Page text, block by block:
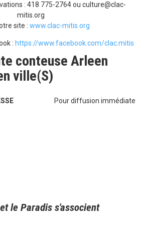
: 418 775-2764 ou culture@clac-
mitis.org
site : www.clac-mitis.org
: https://www.facebook.com/clac.mitis
conteuse Arleen
ville(S)
Pour diffusion immédiate
le Paradis s'associent